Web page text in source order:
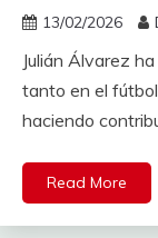
13/02/2026
Julián Álvarez
tanto en el
haciendo
Read More